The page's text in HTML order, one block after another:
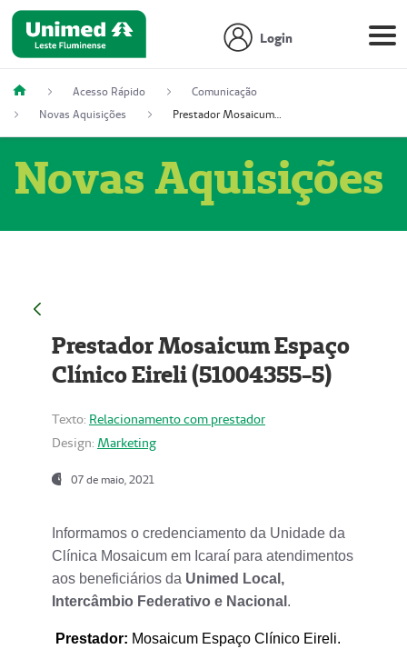
Login
Acesso Rápido
Comunicação
Novas Aquisições
Prestador Mosaicum Espaço Clínico Eireli (51004355-5)
Novas Aquisições
Prestador Mosaicum Espaço
Clínico Eireli (51004355-5)
Texto: Relacionamento com prestador
Design: Marketing
07 de maio, 2021
Informamos o credenciamento da Unidade da
Clínica Mosaicum em Icaraí para atendimentos
aos beneficiários da Unimed Local,
Intercâmbio Federativo e Nacional .
Prestador: Mosaicum Espaço Clínico Eireli.